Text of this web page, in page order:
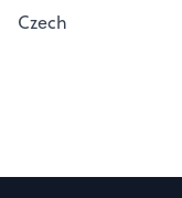
Czech